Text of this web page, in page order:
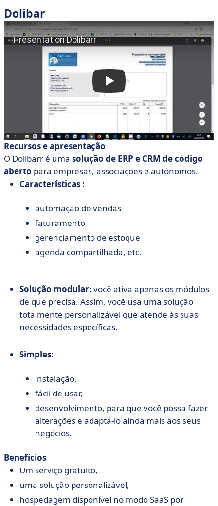
Dolibar
Recursos e apresentação
O Dolibarr é uma solução de ERP e CRM de código
aberto para empresas, associações e autônomos.
Características :
automação de vendas
faturamento
gerenciamento de estoque
agenda compartilhada, etc.
Solução modular: você ativa apenas os módulos
de que precisa. Assim, você usa uma solução
totalmente personalizável que atende às suas
necessidades específicas.
Simples:
instalação,
fácil de usar,
desenvolvimento, para que você possa fazer
alterações e adaptá-lo ainda mais aos seus
negócios.
Benefícios
Um serviço gratuito,
uma solução personalizável,
hospedagem disponível no modo SaaS por